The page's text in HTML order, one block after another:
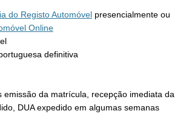
do Registo Automóvelpresencialmente ou
Online
definitiva
emissão da matrícula, recepção imediata da
DUA expedido em algumas semanas